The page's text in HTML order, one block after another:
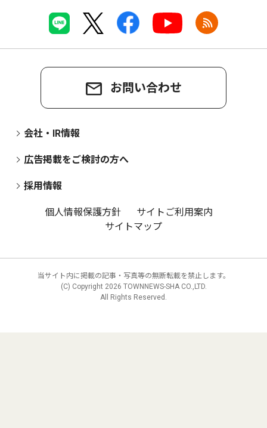
お問い合わせ
会社・IR情報
広告掲載をご検討の方へ
採用情報
個人情報保護方針
サイトご利用案内
サイトマップ
当サイト内に掲載の記事・写真等の無断転載を禁止します。
(C) Copyright 2026 TOWNNEWS-SHA CO.,LTD.
All Rights Reserved.